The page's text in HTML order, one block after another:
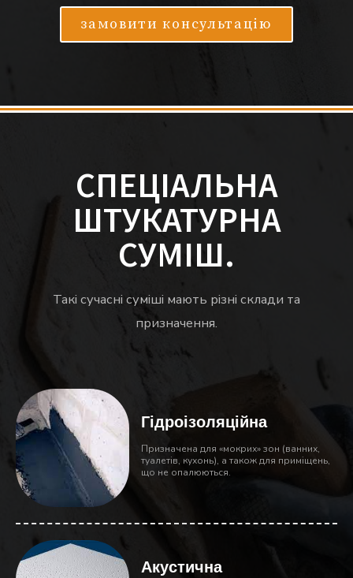
замовити консультацію
СПЕЦІАЛЬНА
ШТУКАТУРНА
СУМІШ.
Такі сучасні суміші мають різні склади та
призначення.
Гідроізоляційна
Призначена для «мокрих» зон (ванних,
туалетів, кухонь), а також для приміщень,
що не опалюються.
Акустична